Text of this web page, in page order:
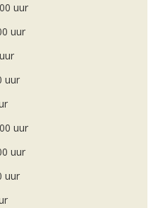
uur
uur
uur
uur
uur
uur